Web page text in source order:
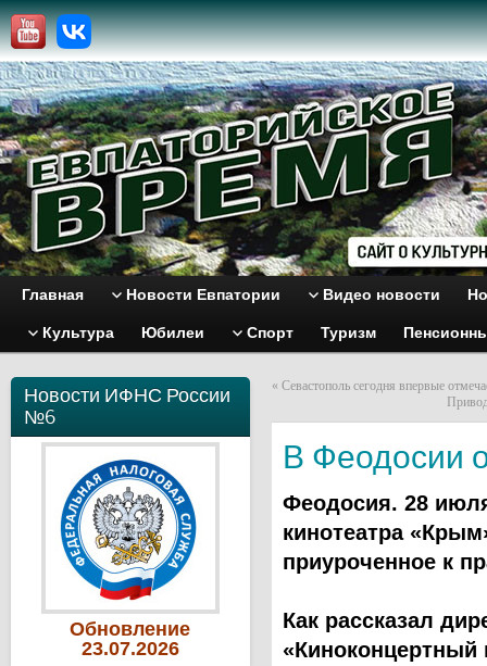
Главная Новости Евпатории Видео новости
Культура Юбилеи Спорт Туризм
Новости ИФНС России
№6
Обновление
23.07.2026
« Севастополь сегодня впервые
В Феодосии
Феодосия. 28
кинотеатра
приуроченное к
Как рассказал
«Киноконцертный